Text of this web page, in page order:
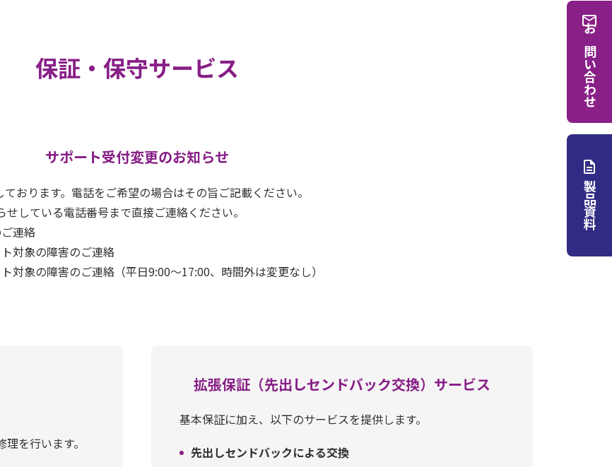
保証・保守サービス
サポート受付変更のお知らせ
おります。電話をご希望の場合はその旨ご記載ください。
している電話番号まで直接ご連絡ください。
連絡
対象の障害のご連絡
対象の障害のご連絡（平日9:00～17:00、時間外は変更なし）
を行います。
拡張保証（先出しセンドバック交換）サービス
基本保証に加え、以下のサービスを提供します。
先出しセンドバックによる交換
お問い合わせ
製品資料